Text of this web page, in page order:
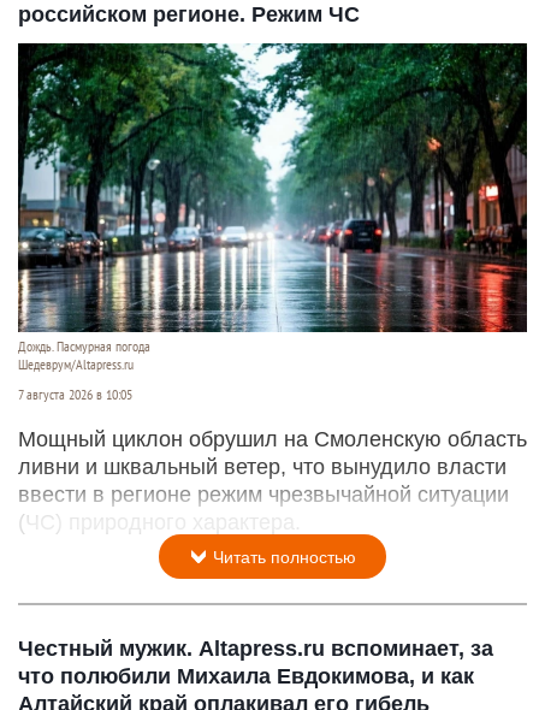
российском регионе. Режим ЧС
Дождь. Пасмурная погода
Шедеврум/Altapress.ru
7 августа 2026 в 10:05
Мощный циклон обрушил на Смоленскую область
ливни и шквальный ветер, что вынудило власти
ввести в регионе режим чрезвычайной ситуации
(ЧС) природного характера.
Читать полностью
Честный мужик. Altapress.ru вспоминает, за
что полюбили Михаила Евдокимова, и как
Алтайский край оплакивал его гибель